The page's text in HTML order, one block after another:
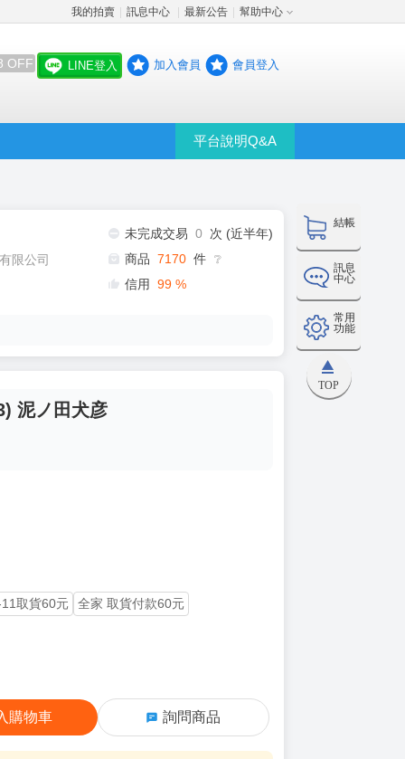
我的拍賣 訊息中心 最新公告 幫助中心
OFF LINE登入 加入會員 會員登入
平台說明Q&A
結帳
訊息
中心
常用
功能
TOP
限公司
未完成交易 0
次 (近半年)
商品 7170 件 ❔
信用 99 %
泥ノ田犬彦
取貨60元
全家 取貨付款60元
購物車 詢問商品